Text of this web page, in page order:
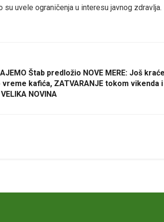
uvele ograničenja u interesu javnog zdravlja.
Štab predložio NOVE MERE: Još kraće
vreme kafića, ZATVARANJE tokom vikenda i
NOVINA